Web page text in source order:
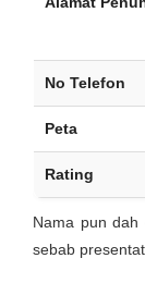
No Telefon
Peta
Rating
Nama pun dah
sebab